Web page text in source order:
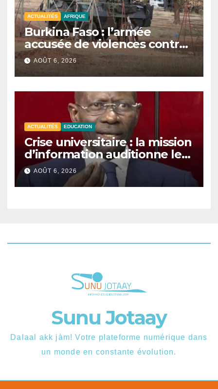
ACTUALITÉS AFRIQUE
Burkina Faso : l’armée
accusée de violences contre
des civils après une attaque
jihadiste.
AOÛT 6, 2026
ACTUALITÉS EDUCATION
Crise universitaire : la mission
d’information auditionne le
ministre Boubacar Camara.
AOÛT 6, 2026
Sunu Jotaay
Dalaal akk jàm! Votre plateforme numérique dans
un monde en constante évolution.